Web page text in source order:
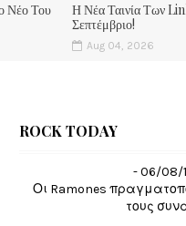
Νέο Του
Η Νέα Ταινία Των
Σεπτέμβριο!
Aug 04, 2026
ROCK TODAY
- 06/08/
Οι Ramones
τους